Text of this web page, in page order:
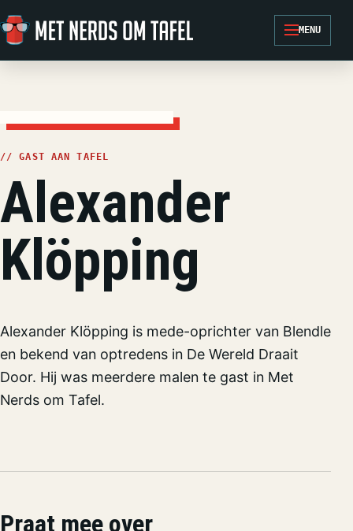
Ga naar de inhoud
MENU
// GAST AAN TAFEL
Alexander
Klöpping
Alexander Klöpping is mede-oprichter van Blendle
en bekend van optredens in De Wereld Draait
Door. Hij was meerdere malen te gast in Met
Nerds om Tafel.
Praat mee over